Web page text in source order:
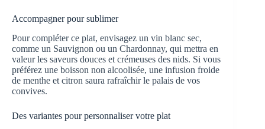
Accompagner pour sublimer
Pour compléter ce plat, envisagez un vin blanc sec,
comme un Sauvignon ou un Chardonnay, qui mettra en
valeur les saveurs douces et crémeuses des nids. Si vous
préférez une boisson non alcoolisée, une infusion froide
de menthe et citron saura rafraîchir le palais de vos
convives.
Des variantes pour personnaliser votre plat